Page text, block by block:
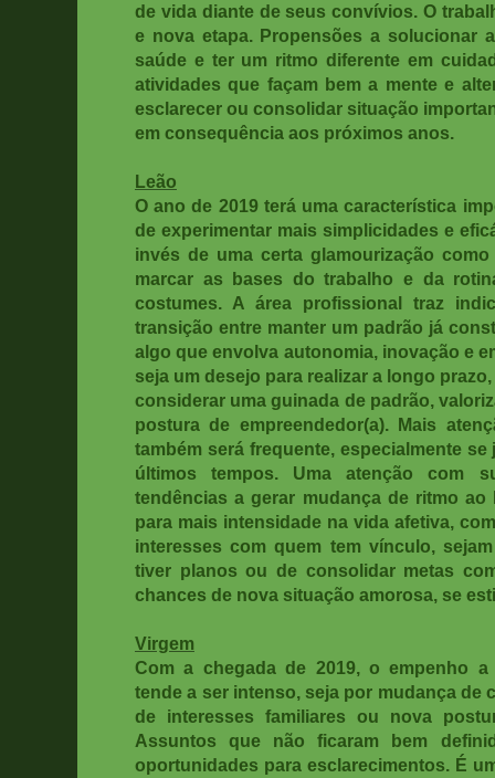
de vida diante de seus convívios. O
e nova etapa. Propensões a solucionar
saúde e ter um ritmo diferente em
atividades que façam bem a mente e
esclarecer ou consolidar situação
em consequência aos próximos anos.
Leão
O ano de 2019 terá uma característica
de experimentar mais simplicidades e
invés de uma certa glamourização
marcar as bases do trabalho e da
costumes. A área profissional traz
transição entre manter um padrão já
algo que envolva autonomia, inovação e
seja um desejo para realizar a longo
considerar uma guinada de padrão,
postura de empreendedor(a). Mais
também será frequente, especialmente
últimos tempos. Uma atenção com
tendências a gerar mudança de ritmo
para mais intensidade na vida afetiva,
interesses com quem tem vínculo,
tiver planos ou de consolidar metas
chances de nova situação amorosa, se
Virgem
Com a chegada de 2019, o empenho
tende a ser intenso, seja por mudança de
de interesses familiares ou nova
Assuntos que não ficaram bem
oportunidades para esclarecimentos. É